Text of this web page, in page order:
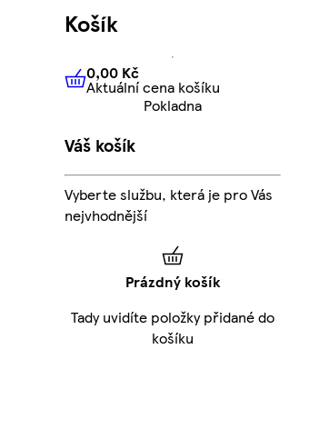
Košík
0,00 KčAktuální cena košíku
0,00 Kč
Aktuální cena košíku
Pokladna
Váš košík
Vyberte službu, která je pro Vás
nejvhodnější
Prázdný košík
Tady uvidíte položky přidané do
košíku